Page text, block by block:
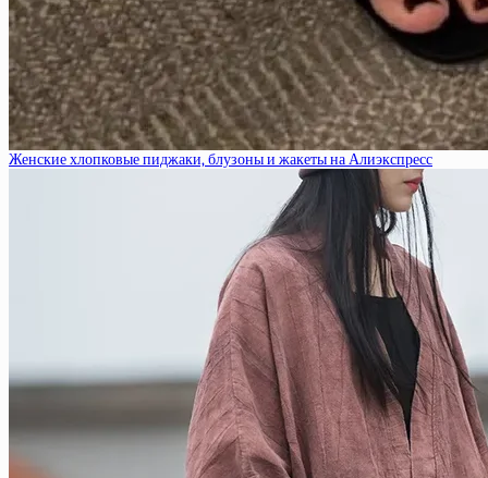
Женские хлопковые пиджаки, блузоны и жакеты на Алиэкспресс